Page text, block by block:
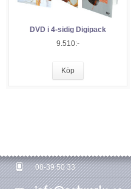
DVD i 4-sidig Digipack
9.510:-
Köp
08-39 50 33